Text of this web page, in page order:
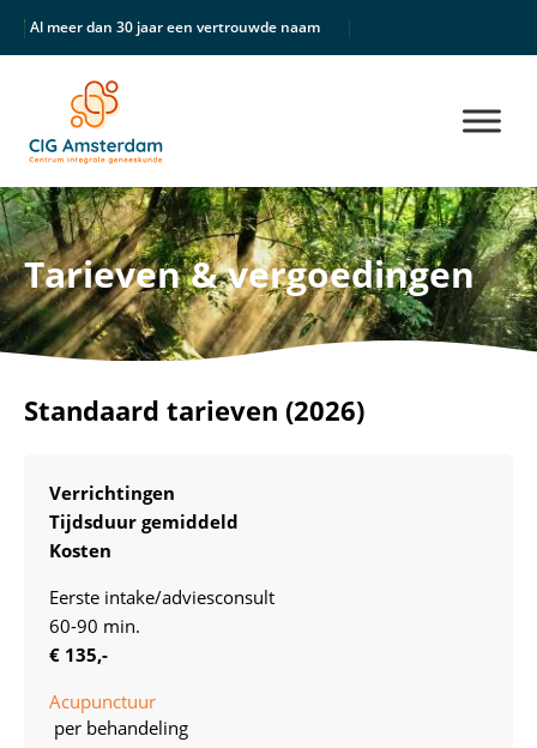
Al meer dan 30 jaar een vertrouwde naam
Tarieven & vergoedingen
Standaard tarieven (2026)
Verrichtingen
Tijdsduur gemiddeld
Kosten
Eerste intake/adviesconsult
60-90 min.
€ 135,-
Acupunctuur
per behandeling